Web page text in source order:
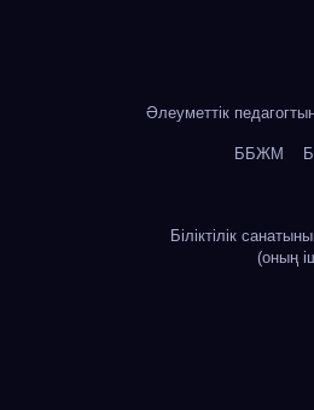
Әлеуметтік
ББЖМ
Біліктілік
(оның